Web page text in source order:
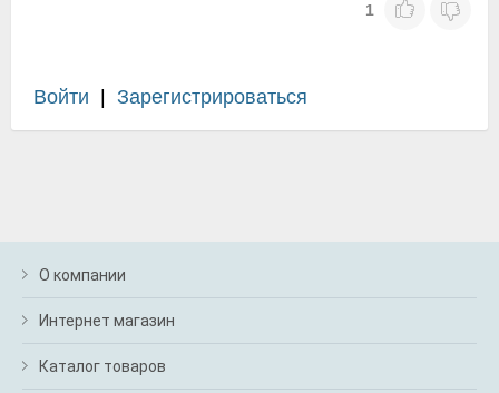
1
Войти Зарегистрироваться
О компании
Интернет магазин
Каталог товаров